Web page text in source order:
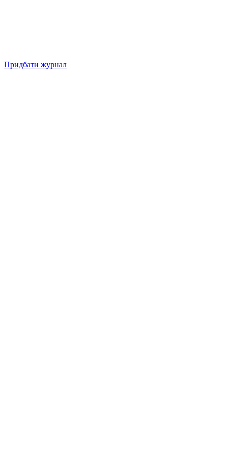
Придбати журнал